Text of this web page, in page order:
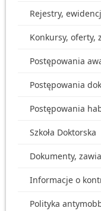
Rejestry,
Konkursy, oferty,
Postępowania
Postępowania
Postępowania
Szkoła Doktorska
Dokumenty,
Informacje o
Polityka